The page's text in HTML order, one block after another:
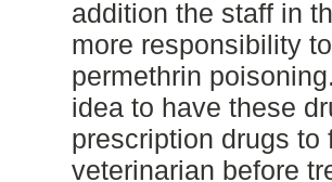
addition the staff in
more responsibility
permethrin
idea to have these
prescription drugs to
veterinarian before